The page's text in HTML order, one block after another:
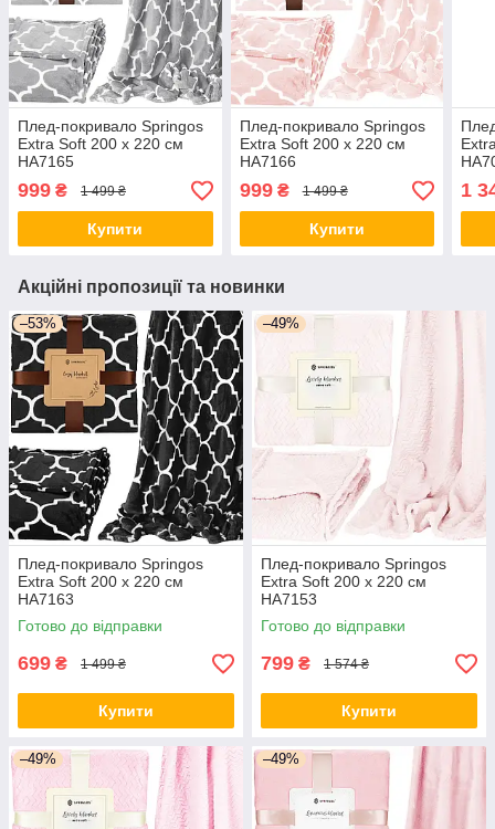
Плед-покривало Springos
Extra Soft 200 x 220 см
HA7165
999 ₴ 1 499 ₴
Купити
Плед-покривало Springos
Extra Soft 200 x 220 см
HA7166
999₴ 1 499 ₴
Купити
1
Акційні пропозиції та новинки
–53%
Плед-покривало Springos
Extra Soft 200 x 220 см
HA7163
Готово до відправки
699 ₴ 1 499 ₴
Купити
–49%
Плед-покривало Springos
Extra Soft 200 x 220 см
HA7153
Готово до відправки
799 ₴ 1 574 ₴
Купити
–49% –49%